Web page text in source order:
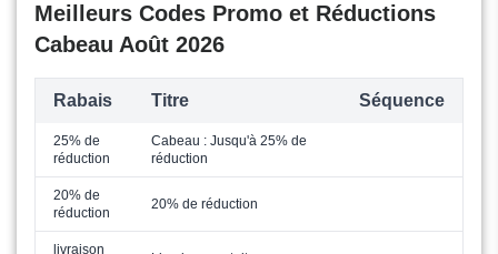
Meilleurs Codes Promo et Réductions
Cabeau Août 2026
Rabais Titre Séquence
25% de
réduction
Cabeau : Jusqu'à 25% de
réduction
20% de
réduction
20% de réduction
livraison